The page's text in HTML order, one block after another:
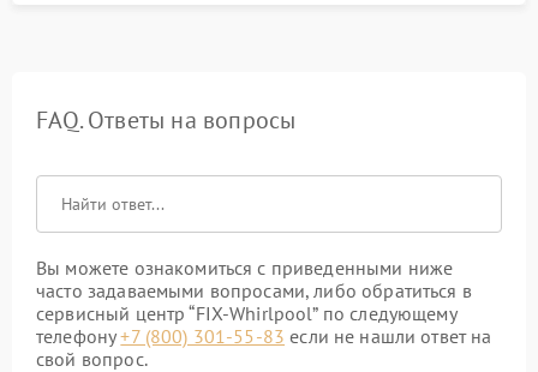
FAQ. Ответы на вопросы
Вы можете ознакомиться с приведенными ниже
часто задаваемыми вопросами, либо обратиться в
сервисный центр “FIX-Whirlpool” по следующему
телефону+7 (800) 301-55-83 если не нашли ответ на
свой вопрос.